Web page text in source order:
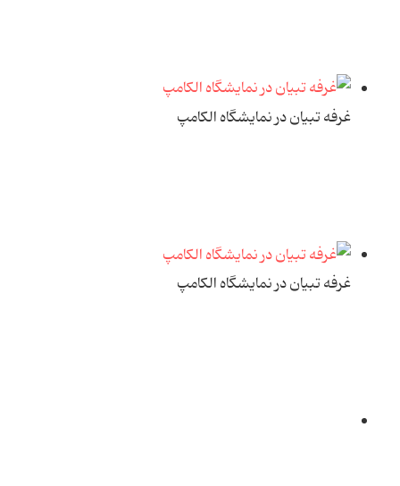
غرفه تبیان در نمایشگاه الکامپ
غرفه تبیان در نمایشگاه الکامپ